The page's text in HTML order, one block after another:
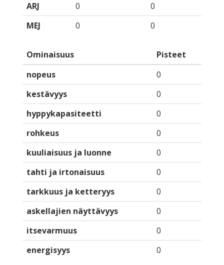
ARJ
0
0
MEJ
0 0
Ominaisuus
Pisteet
nopeus
0
kestävyys
0
hyppykapasiteetti
0
rohkeus
0
kuuliaisuus ja luonne
0
tahti ja irtonaisuus
0
tarkkuus ja ketteryys
0
askellajien näyttävyys
0
itsevarmuus
0
energisyys
0